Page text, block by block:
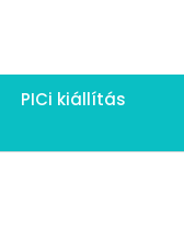
PICi kiállítás